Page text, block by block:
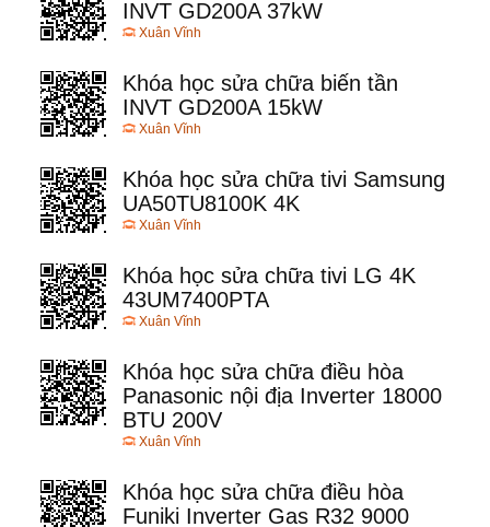
INVT GD200A 37kW
Xuân Vĩnh
Khóa học sửa chữa biến tần
INVT GD200A 15kW
Xuân Vĩnh
Khóa học sửa chữa tivi Samsung
UA50TU8100K 4K
Xuân Vĩnh
Khóa học sửa chữa tivi LG 4K
43UM7400PTA
Xuân Vĩnh
Khóa học sửa chữa điều hòa
Panasonic nội địa Inverter 18000
BTU 200V
Xuân Vĩnh
Khóa học sửa chữa điều hòa
Funiki Inverter Gas R32 9000